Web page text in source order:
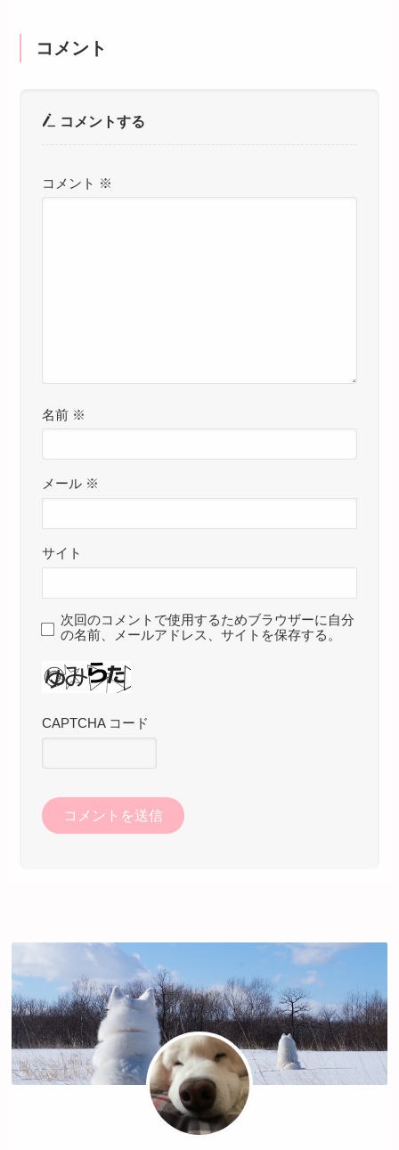
コメント
コメントする
コメント ※
名前 ※
メール ※
サイト
次回のコメントで使用するためブラウザーに自分
の名前、メールアドレス、サイトを保存する。
CAPTCHA コード